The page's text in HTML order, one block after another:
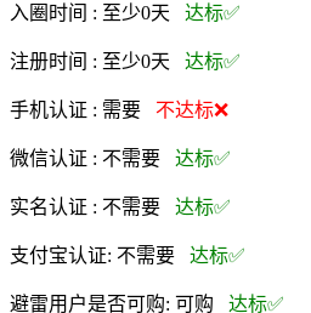
入圈时间 : 至少0天 达标✅
注册时间 : 至少0天 达标✅
手机认证 : 需要 不达标❌
微信认证 : 不需要 达标✅
实名认证 : 不需要 达标✅
支付宝认证: 不需要 达标✅
避雷用户是否可购: 可购 达标✅